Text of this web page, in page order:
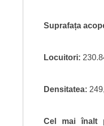
Suprafața
Locuitori:
Densitatea:
Cel mai înalt